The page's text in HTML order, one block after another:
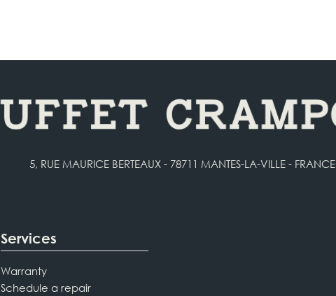
5, RUE MAURICE BERTEAUX - 78711 MANTES-LA-VILLE - FRANCE
Services
Warranty
Schedule a repair